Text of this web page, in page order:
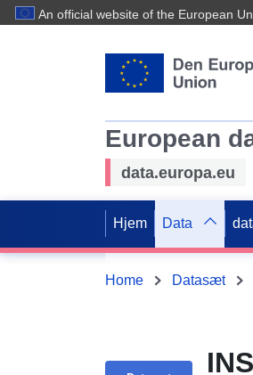
An official website of the European
European
data.europa.eu
Hjem Data
Home Datasæt